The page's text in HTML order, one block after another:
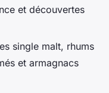
et découvertes
single malt, rhums
et armagnacs